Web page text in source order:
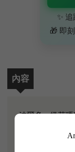
✨
🎁 即
內容
波爾多一級莊瑪